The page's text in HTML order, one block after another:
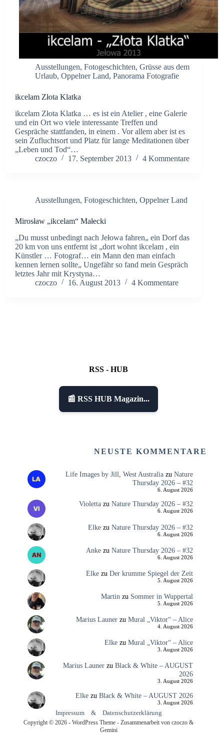
Ausstellungen, Fotogeschichten, Grüsse aus dem
Urlaub, Oppelner Land, Panorama Fotografie
ikcelam Złota Klatka
ikcelam Złota Klatka … es ist ein Atelier , eine Galerie
und ein Ort wo viele interessante Treffen und
Gespräche stattfanden, in einem . Vor allem aber ist es
sein Zufluchtsort und Platz für lange Meditationen über
„Leben und Tod“…
czoczo
17. September 2013 4 Kommentare
Ausstellungen, Fotogeschichten, Oppelner Land
Mirosław „ikcelam“ Małecki
„Du musst unbedingt nach Jełowa fahren„ ein Dorf das
20 km von uns entfernt ist „dort wohnt ikcelam , ein
Künstler … Fotograf… ein Mann den man einfach
kennen lernen sollte„ Ungefähr so fand mein Gespräch
letztes Jahr mit Krystyna…
czoczo
16. August 2013 4 Kommentare
RSS - HUB
📰 RSS HUB Magazin...
NEUSTE KOMMENTARE
Life Images by Jill, West Australiazu Nature
Thursday 2026 – #32
6. August 2026
Violettazu Nature Thursday 2026 – #32
6. August 2026
Elkezu Nature Thursday 2026 – #32
6. August 2026
Ankezu Nature Thursday 2026 – #32
6. August 2026
Elkezu Der krumme Spiegel der Zeit
5. August 2026
Martin zu Sommer in Wuppertal
5. August 2026
Marius Launerzu Mural „Viktor“ – Alice
4. August 2026
Elkezu Mural „Viktor“ – Alice
3. August 2026
Marius Launerzu Black & White – AUGUST
2026
3. August 2026
Elkezu Black & White – AUGUST 2026
3. August 2026
Impressum & Datenschutzerklärung
Copyright © 2026 - WordPress Theme - Zusammenarbeit von czoczo &
Gemini